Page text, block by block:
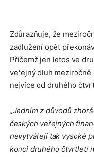
Zdůrazňuje, že
zadlužení opět
Přičemž jen letos ve
veřejný dluh meziročně
nejvíce od druhého
„Jedním z důvodů
českých veřejných
nevytvářejí tak vysoké
konci druhého čtvrtletí